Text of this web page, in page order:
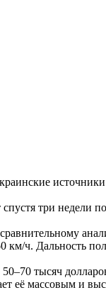
три недели
км/ч. Дальность
тысяч
её массовым и